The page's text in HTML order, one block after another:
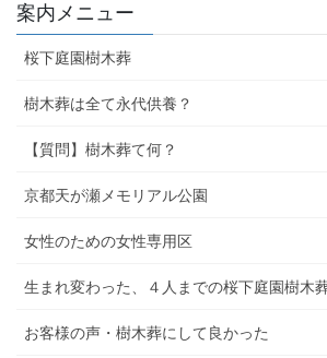
案内メニュー
桜下庭園樹木葬
樹木葬は全て永代供養？
【質問】樹木葬て何？
京都天が瀬メモリアル公園
女性のための女性専用区
生まれ変わった、４人までの桜下庭園樹木
お客様の声・樹木葬にして良かった